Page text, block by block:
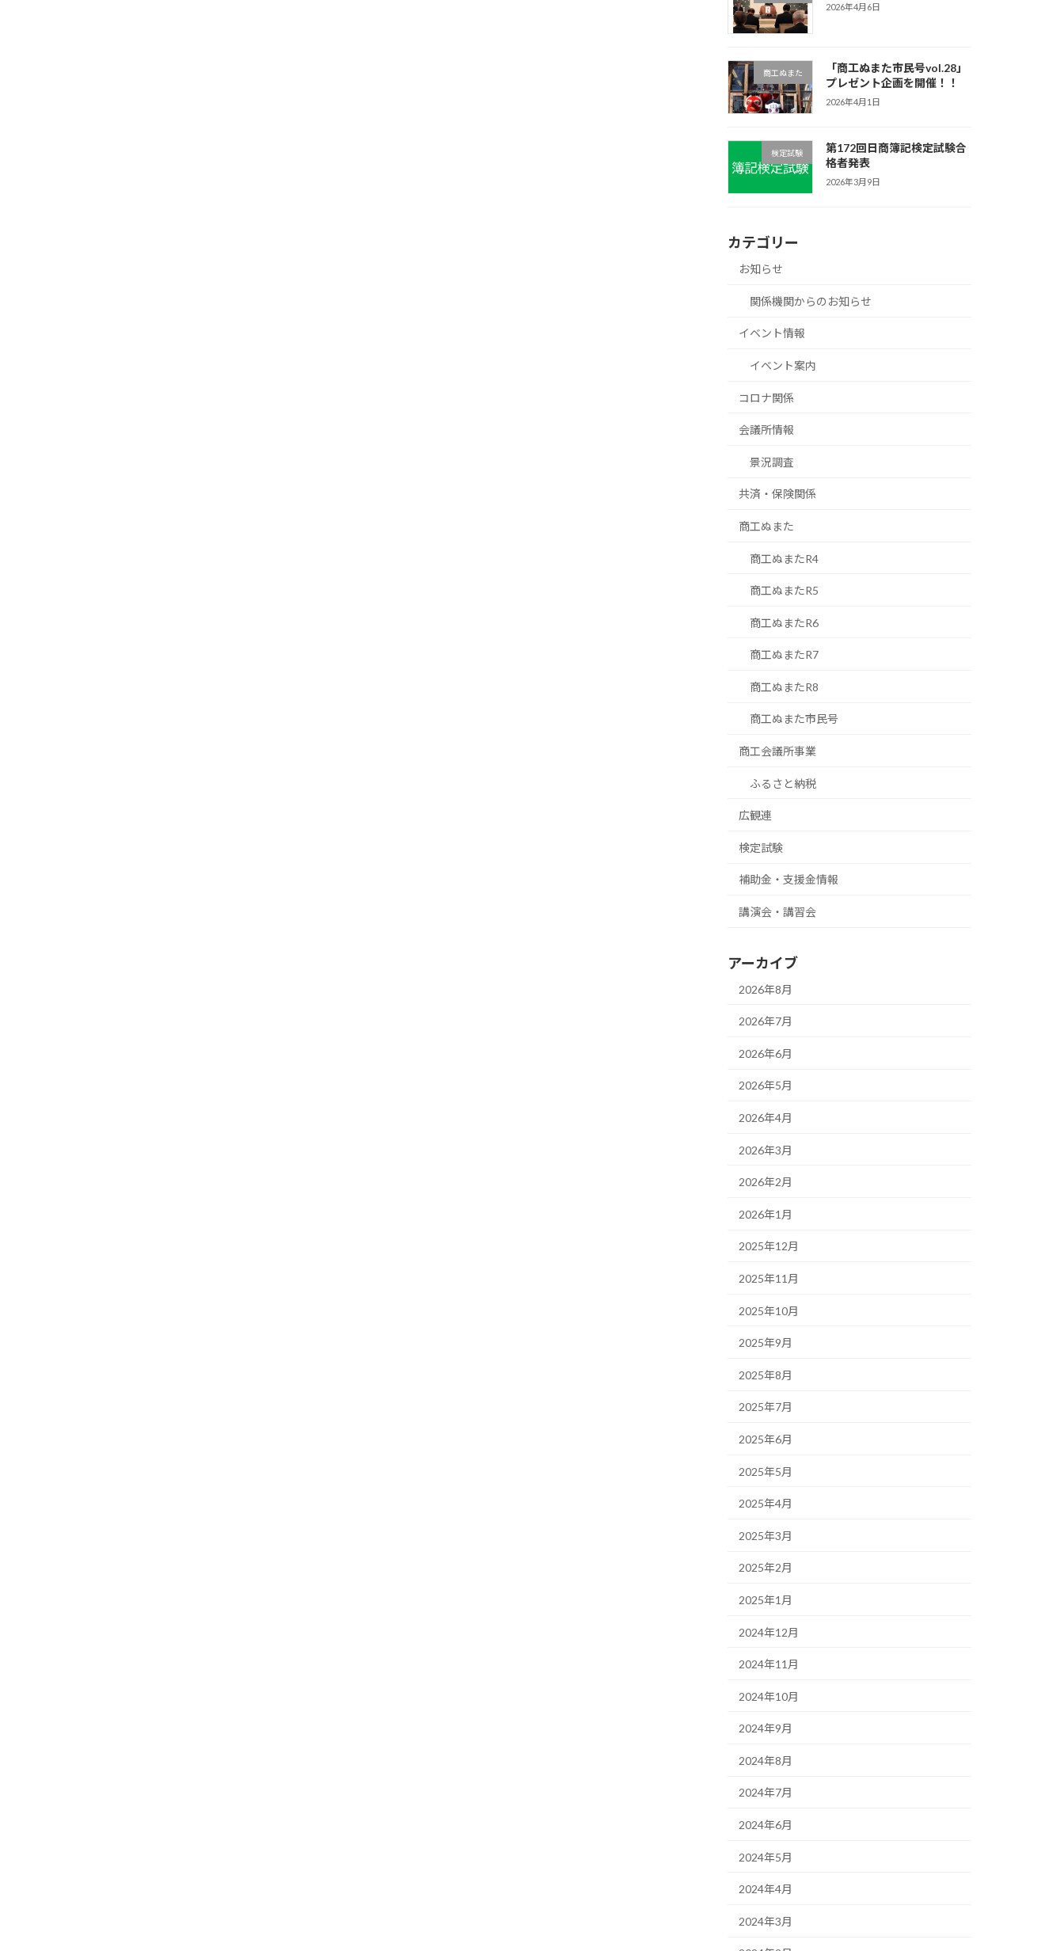
2026年4月6日
商工ぬまた
「商工ぬまた市民号vol.28」
プレゼント企画を開催！！
2026年4月1日
検定試験
第172回日商簿記検定試験合
格者発表
2026年3月9日
カテゴリー
お知らせ
関係機関からのお知らせ
イベント情報
イベント案内
コロナ関係
会議所情報
景況調査
共済・保険関係
商工ぬまた
商工ぬまたR4
商工ぬまたR5
商工ぬまたR6
商工ぬまたR7
商工ぬまたR8
商工ぬまた市民号
商工会議所事業
ふるさと納税
広観連
検定試験
補助金・支援金情報
講演会・講習会
アーカイブ
2026年8月
2026年7月
2026年6月
2026年5月
2026年4月
2026年3月
2026年2月
2026年1月
2025年12月
2025年11月
2025年10月
2025年9月
2025年8月
2025年7月
2025年6月
2025年5月
2025年4月
2025年3月
2025年2月
2025年1月
2024年12月
2024年11月
2024年10月
2024年9月
2024年8月
2024年7月
2024年6月
2024年5月
2024年4月
2024年3月